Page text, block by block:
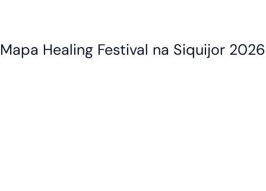
Mapa Healing Festival na Siquijor 2026